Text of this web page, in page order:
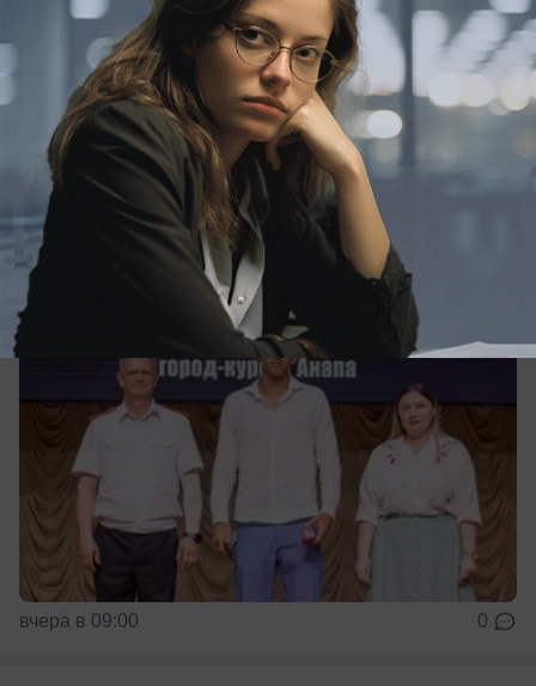
Спортивную элиту Анапы наградили
накануне Дня физкультурника
В Центре культуры «Родина» прошло
торжественное мероприятие, посвященное
предстоящему Дню физкультурника.
вчера в 09:00 0